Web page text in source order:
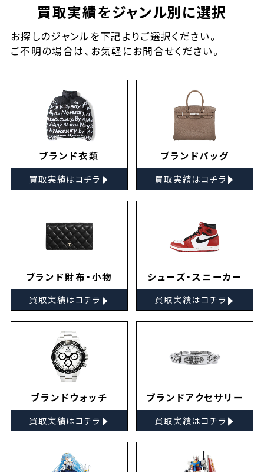
買取実績をジャンル別に選択
お探しのジャンルを下記よりご選択ください。
ご不明の場合は、お気軽にお問合せください。
ブランド衣類
買取実績はコチラ ▸
ブランドバッグ
買取実績はコチラ ▸
ブランド財布・小物
買取実績はコチラ ▸
シューズ・スニーカー
買取実績はコチラ ▸
ブランドウォッチ
買取実績はコチラ ▸
ブランドアクセサリー
買取実績はコチラ ▸